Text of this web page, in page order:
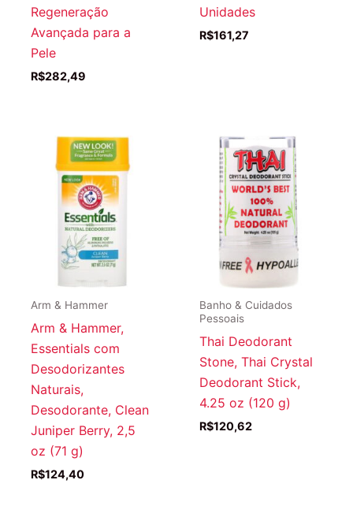
Regeneração
Avançada para a
Pele
R$282,49
Unidades
R$161,27
Arm & Hammer
Arm & Hammer,
Essentials com
Desodorizantes
Naturais,
Desodorante, Clean
Juniper Berry, 2,5
oz (71 g)
R$124,40
Banho & Cuidados
Pessoais
Thai Deodorant
Stone, Thai Crystal
Deodorant Stick,
4.25 oz (120 g)
R$120,62